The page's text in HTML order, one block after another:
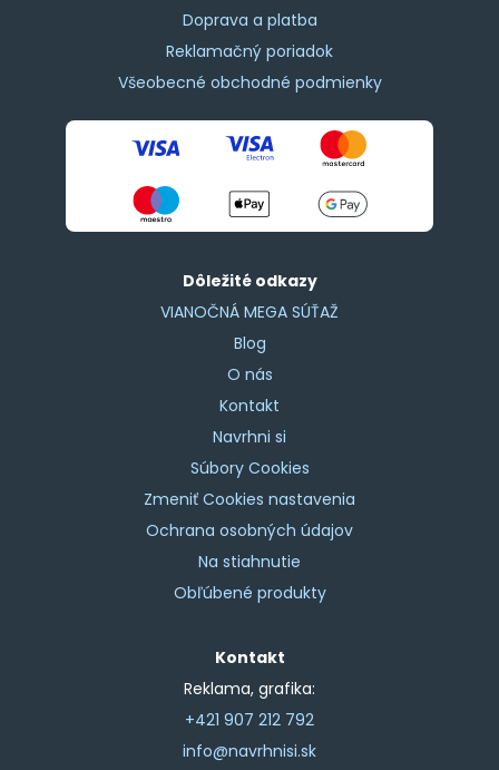
Doprava a platba
Reklamačný poriadok
Všeobecné obchodné podmienky
Dôležité odkazy
VIANOČNÁ MEGA SÚŤAŽ
Blog
O nás
Kontakt
Navrhni si
Súbory Cookies
Zmeniť Cookies nastavenia
Ochrana osobných údajov
Na stiahnutie
Obľúbené produkty
Kontakt
Reklama, grafika:
+421 907 212 792
info@navrhnisi.sk